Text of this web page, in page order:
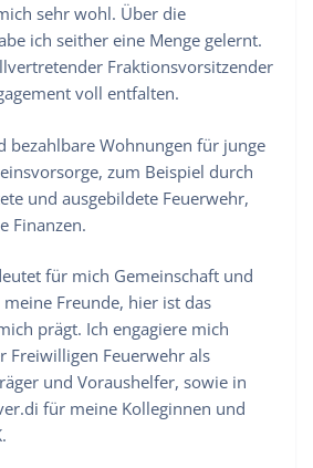
sehr wohl. Über die
ich seither eine Menge gelernt.
Fraktionsvorsitzender
voll entfalten.
bezahlbare Wohnungen für junge
zum Beispiel durch
und ausgebildete Feuerwehr,
Finanzen.
für mich Gemeinschaft und
Freunde, hier ist das
prägt. Ich engagiere mich
Freiwilligen Feuerwehr als
und Voraushelfer, sowie in
für meine Kolleginnen und